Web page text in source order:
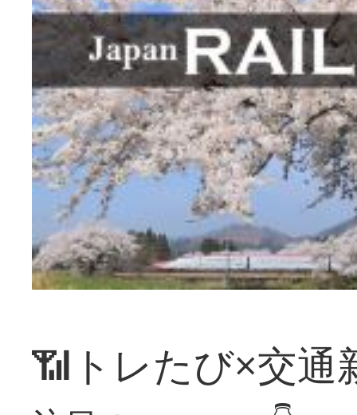
📶トレたび×交通